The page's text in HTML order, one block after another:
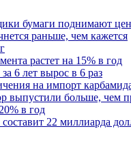
бумаги поднимают
раньше, чем кажется
растет на 15% в год
6 лет вырос в 6 раз
на импорт
больше, чем
в год
22 миллиарда